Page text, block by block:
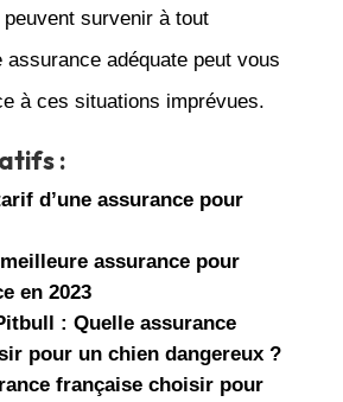
survenir à tout
assurance adéquate peut vous
à ces situations imprévues.
:
d’une assurance pour
assurance pour
en 2023
: Quelle assurance
pour un chien dangereux ?
française choisir pour